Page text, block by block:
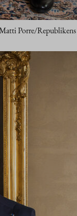
Porre/